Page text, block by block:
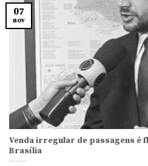
Venda irregular de passagens é
Brasília
07
nov